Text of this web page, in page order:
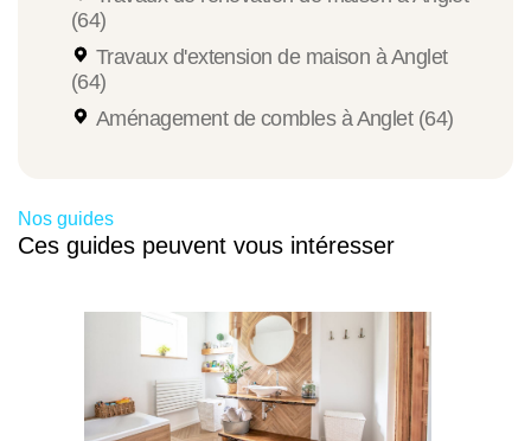
(64)
Travaux d'extension de maison à Anglet
(64)
Aménagement de combles à Anglet (64)
Nos guides
Ces guides peuvent vous intéresser